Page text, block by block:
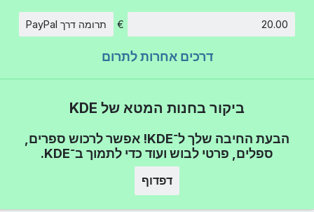
€ תרומה דרך PayPal
דרכים אחרות לתרום
ביקור בחנות המטא של KDE
הבעת החיבה שלך ל־KDE! אפשר לרכוש ספרים,
ספלים, פרטי לבוש ועוד כדי לתמוך ב־KDE.
דפדוף